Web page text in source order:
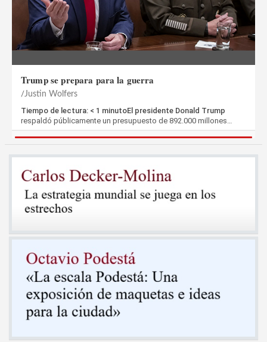
Trump se prepara para la guerra
Justin Wolfers
Tiempo de lectura: < 1 minutoEl presidente Donald Trump
respaldó públicamente un presupuesto de 892.000 millones…